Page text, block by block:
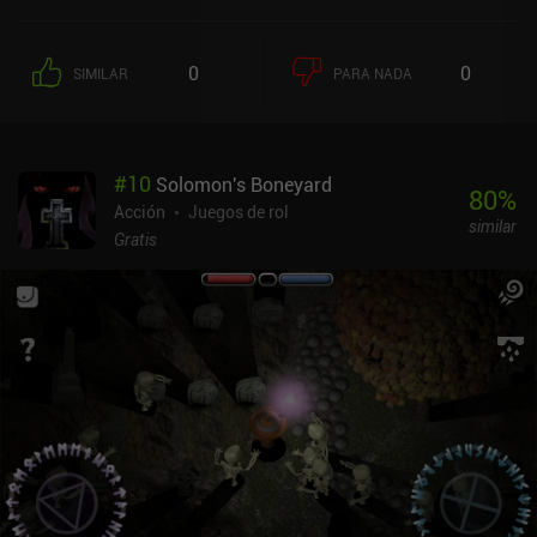
SIMILAR 0 PARA NADA 0
#10 Solomon's Boneyard
Acción
Juegos de rol
Gratis
80%
similar